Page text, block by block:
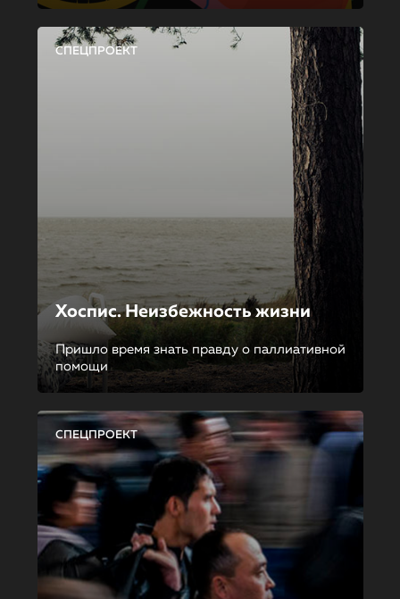
СПЕЦПРОЕКТ
Хоспис. Неизбежность жизни
Пришло время знать правду о паллиативной
помощи
СПЕЦПРОЕКТ